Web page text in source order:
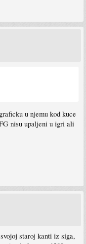
u njemu kod kuce
nisu upaljeni u igri ali
staroj kanti iz siga,